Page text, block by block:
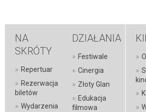
NA
SKRÓTY
» Repertuar
» Rezerwacja
biletów
» Wydarzenia
DZIAŁANIA
» Festiwale
» Cinergia
» Złoty Glan
» Edukacja
filmowa
»
»
»
»